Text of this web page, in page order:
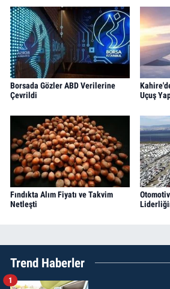
Borsada Gözler ABD Verilerine
Çevrildi
Uçuş
Fındıkta Alım Fiyatı ve Takvim
Netleşti
Trend Haberler
1